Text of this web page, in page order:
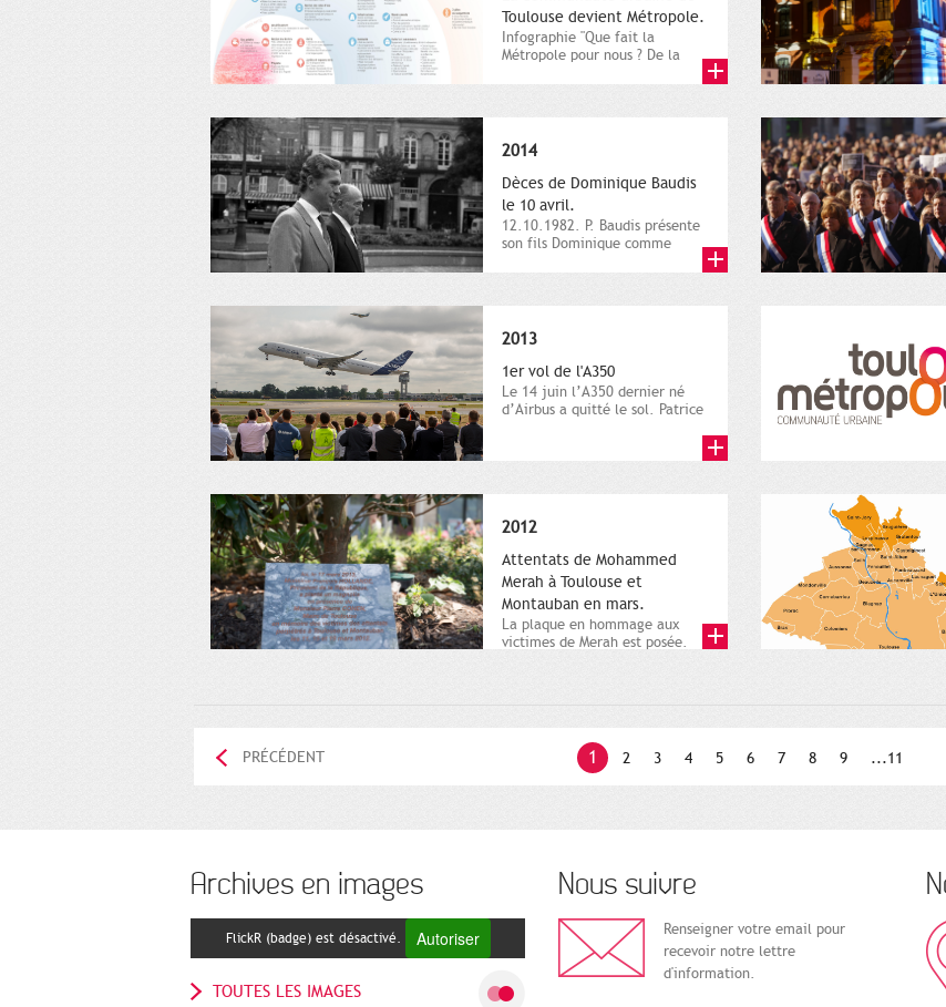
Toulouse devient Métropole.
Infographie "Que fait la
Métropole pour nous ? De la
2014
Dèces de Dominique Baudis
le 10 avril.
12.10.1982. P. Baudis présente
son fils Dominique comme
2013
1er vol de l'A350
Le 14 juin l’A350 dernier né
d’Airbus a quitté le sol. Patrice
2012
Attentats de Mohammed
Merah à Toulouse et
Montauban en mars.
La plaque en hommage aux
victimes de Merah est posée.
1 2 3 4 5 6 7 8 9 ...11
PRÉCÉDENT
Archives en images
FlickR (badge) est désactivé. Autoriser
TOUTES LES IMAGES
Nous suivre
Renseigner votre email pour
recevoir notre lettre
d'information.